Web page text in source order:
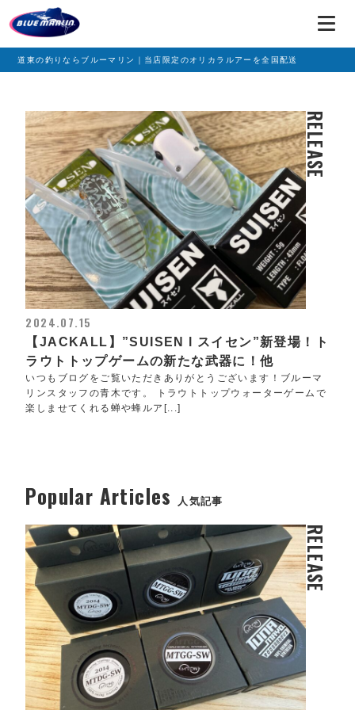
道東の釣りならブルーマリン｜当店限定のオリカラルアーを全国配送
RELEASE
2024.07.15
【JACKALL】”SUISEN l スイセン”新登場！ト
ラウトトップゲームの新たな武器に！他
いつもブログをご覧いただきありがとうございます！ブルーマ
リンスタッフの青木です。 トラウトトップウォーターゲームで
楽しませてくれる蝉や蜂ルア[...]
Popular Articles 人気記事
RELEASE